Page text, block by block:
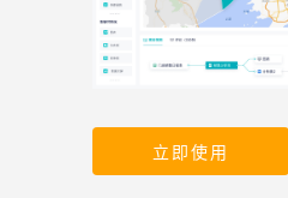
立即使用